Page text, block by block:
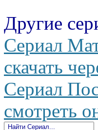
Другие
Сериал
скачать
Сериал
смотреть